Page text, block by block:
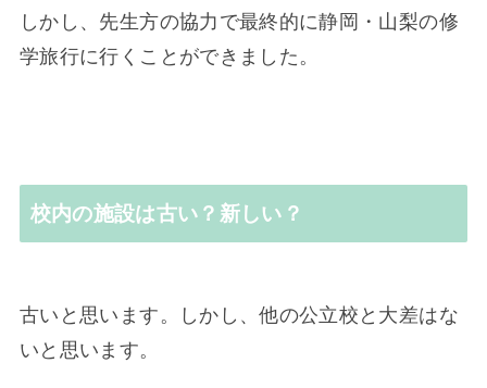
しかし、先生方の協力で最終的に静岡・山梨の修
学旅行に行くことができました。
校内の施設は古い？新しい？
古いと思います。しかし、他の公立校と大差はな
いと思います。